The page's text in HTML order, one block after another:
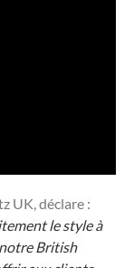
UK, déclare :
le style à
notre British